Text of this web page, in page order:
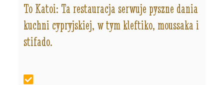
To Katoi: Ta restauracja serwuje pyszne dania
kuchni cypryjskiej, w tym kleftiko, moussaka i
stifado.